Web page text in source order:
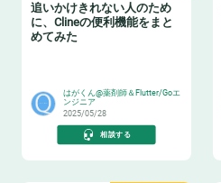
追いかけきれない人のため
に、Clineの便利機能をまと
めてみた
はがくん@薬剤師＆Flutter/Goエ
ンジニア
2025/05/28
相談する